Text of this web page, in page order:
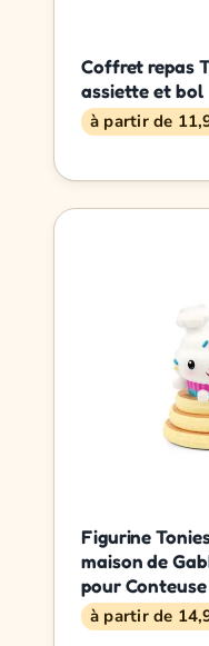
Coffret repas
assiette et bol
à partir de
Figurine
maison de
pour
à partir de